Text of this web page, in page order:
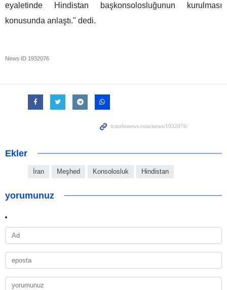
eyaletinde Hindistan başkonsolosluğunun kurulması
konusunda anlaştı." dedi.
News ID 1932076
Ekler
İran Meşhed Konsolosluk Hindistan
yorumunuz